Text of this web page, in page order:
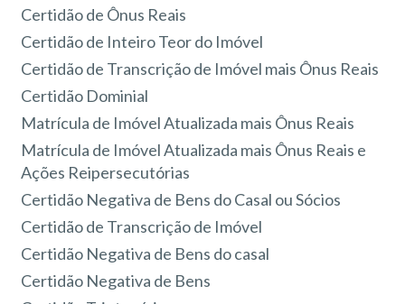
Certidão de Ônus Reais
Certidão de Inteiro Teor do Imóvel
Certidão de Transcrição de Imóvel mais Ônus Reais
Certidão Dominial
Matrícula de Imóvel Atualizada mais Ônus Reais
Matrícula de Imóvel Atualizada mais Ônus Reais e
Ações Reipersecutórias
Certidão Negativa de Bens do Casal ou Sócios
Certidão de Transcrição de Imóvel
Certidão Negativa de Bens do casal
Certidão Negativa de Bens